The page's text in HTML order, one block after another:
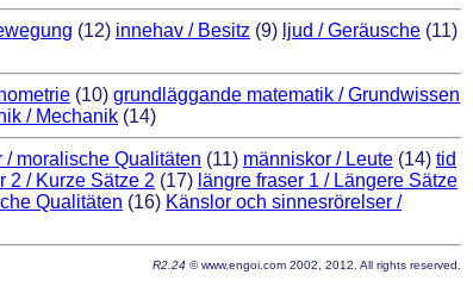
(12) innehav / Besitz (9) ljud / Geräusche (11)
(10) grundläggande matematik / Grundwissen
/ Mechanik (14)
moralische Qualitäten (11) människor / Leute (14) tid
2 / Kurze Sätze 2 (17) längre fraser 1 / Längere Sätze
Qualitäten (16) Känslor och sinnesrörelser /
R2.24 © www.engoi.com 2002, 2012. All rights reserved.